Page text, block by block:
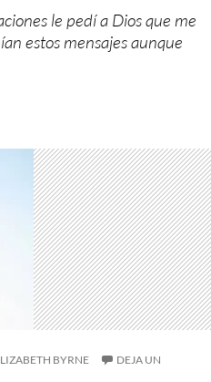
le pedí a Dios que me
estos mensajes aunque
BYRNE
DEJA UN